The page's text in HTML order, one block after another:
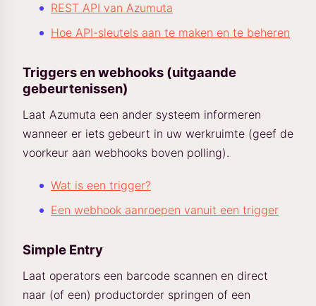
REST API van Azumuta
Hoe API-sleutels aan te maken en te beheren
Triggers en webhooks (uitgaande
gebeurtenissen)
Laat Azumuta een ander systeem informeren
wanneer er iets gebeurt in uw werkruimte (geef de
voorkeur aan webhooks boven polling).
Wat is een trigger?
Een webhook aanroepen vanuit een trigger
Simple Entry
Laat operators een barcode scannen en direct
naar (of een) productorder springen of een